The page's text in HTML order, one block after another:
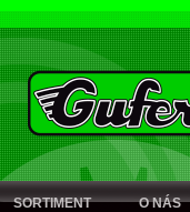
SORTIMENT O NÁS